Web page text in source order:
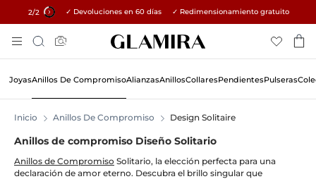
1/2 15% en todos los pedidos →
✓ Devoluciones en 60 días ✓ Redimensionamiento gratuito
To
Content
Búsqueda
JoyasAnillos De CompromisoAlianzasAnillosCollaresPendientesPulseras
Inicio Anillos De Compromiso Design Solitaire
Anillos de compromiso Diseño Solitario
Anillos de Compromiso Solitario, la elección perfecta para una
declaración de amor eterno. Descubra el brillo singular que